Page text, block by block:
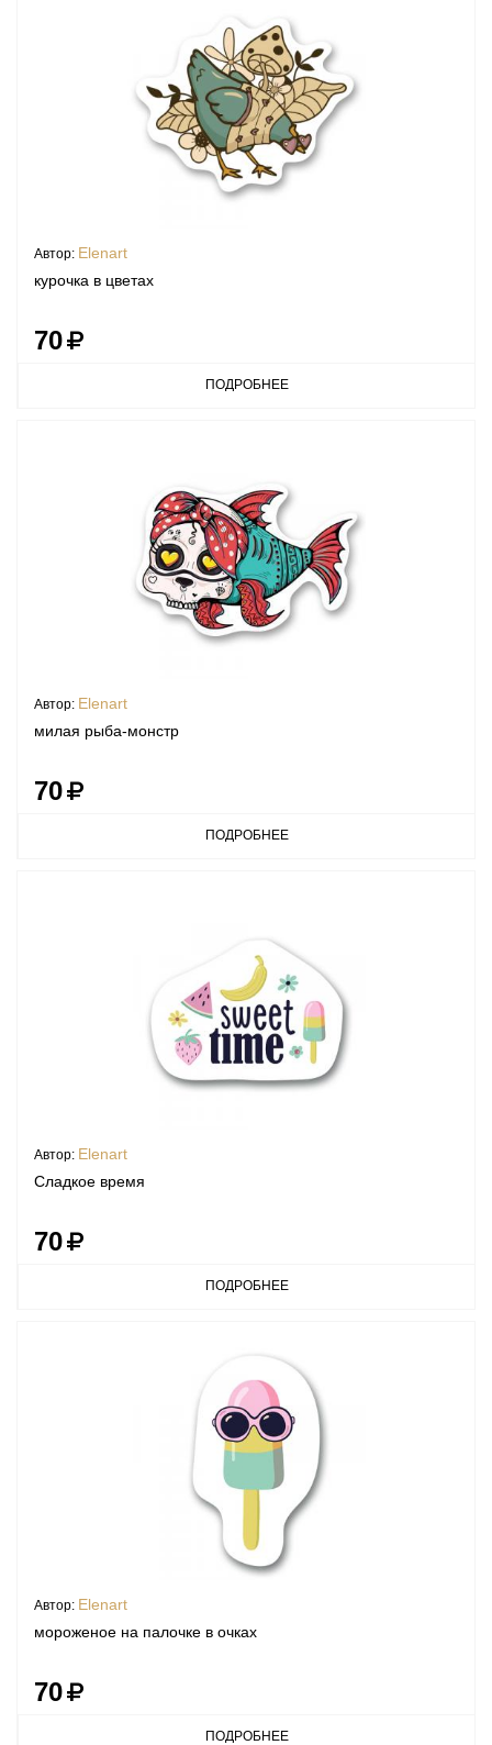
Автор: Elenart
курочка в цветах
70
ПОДРОБНЕЕ
Автор: Elenart
милая рыба-монстр
70
ПОДРОБНЕЕ
Автор: Elenart
Сладкое время
70
ПОДРОБНЕЕ
Автор: Elenart
мороженое на палочке в очках
70
ПОДРОБНЕЕ